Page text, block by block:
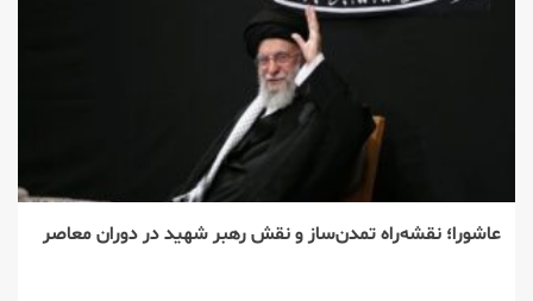
عاشورا؛ نقشه‌راه تمدن‌ساز و نقش رهبر شهید در دوران معاصر